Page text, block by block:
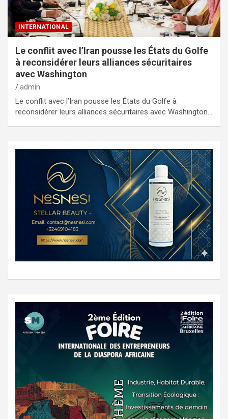
INTERNATIONAL
Le conflit avec l’Iran pousse les États du Golfe
à reconsidérer leurs alliances sécuritaires
avec Washington
admin
Le conflit avec l’Iran pousse les États du Golfe à
reconsidérer leurs alliances sécuritaires avec Washington…